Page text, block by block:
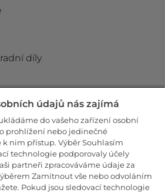
díly
náš newsletter
údajů nás zajímá
do vašeho zařízení osobní
prohlížení nebo jedinečné
nim přístup. Výběr Souhlasím
technologie podporovaly účely
partneři zpracováváme údaje za
Zamítnout vše nebo odvoláním
Pokud jsou sledovací technologie